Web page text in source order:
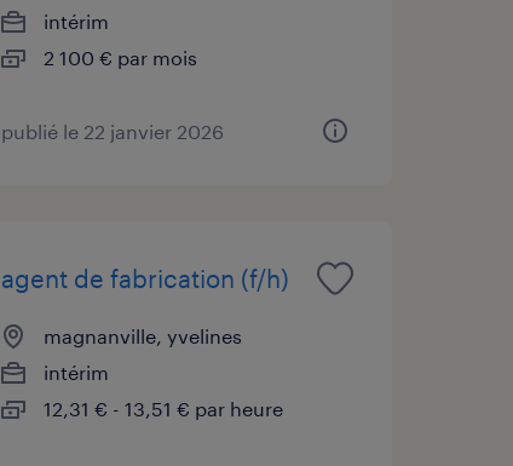
intérim
2 100 € par mois
publié le 22 janvier 2026
agent de fabrication (f/h)
magnanville, yvelines
intérim
12,31 € - 13,51 € par heure